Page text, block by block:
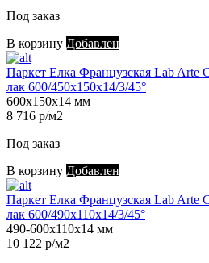
Под заказ
В корзину Добавлен
Паркет Елка Французская Lab Arte
лак 600/450х150х14/3/45°
600х150х14 мм
8 716 р/м2
Под заказ
В корзину Добавлен
Паркет Елка Французская Lab Arte
лак 600/490х110х14/3/45°
490-600х110х14 мм
10 122 р/м2